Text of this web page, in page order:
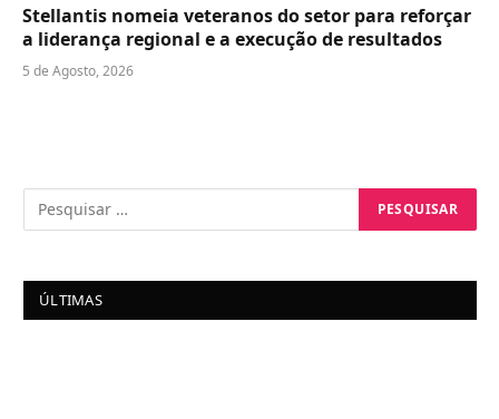
Stellantis nomeia veteranos do setor para reforçar
a liderança regional e a execução de resultados
5 de Agosto, 2026
ÚLTIMAS